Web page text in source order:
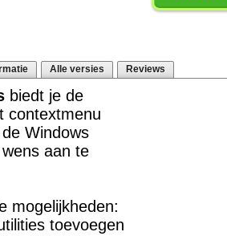
Alle versies Reviews
biedt je de
contextmenu
Windows
aan te
mogelijkheden:
toevoegen